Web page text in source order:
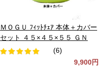
ＭＯＧＵ ﾌｨｯﾄﾁｪｱ 本体＋カバー
セット ４５×４５×５５ ＧＮ
(6)
9,900円